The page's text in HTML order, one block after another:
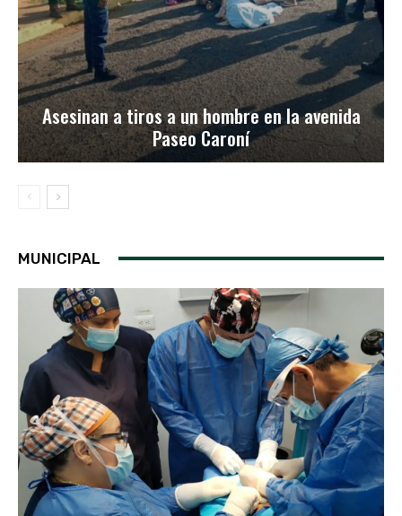
Asesinan a tiros a un hombre en la avenida
Paseo Caroní
MUNICIPAL